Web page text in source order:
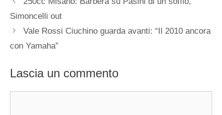
Simoncelli out
Vale Rossi Ciuchino guarda avanti: “Il 2010 ancora
con Yamaha”
Lascia un commento